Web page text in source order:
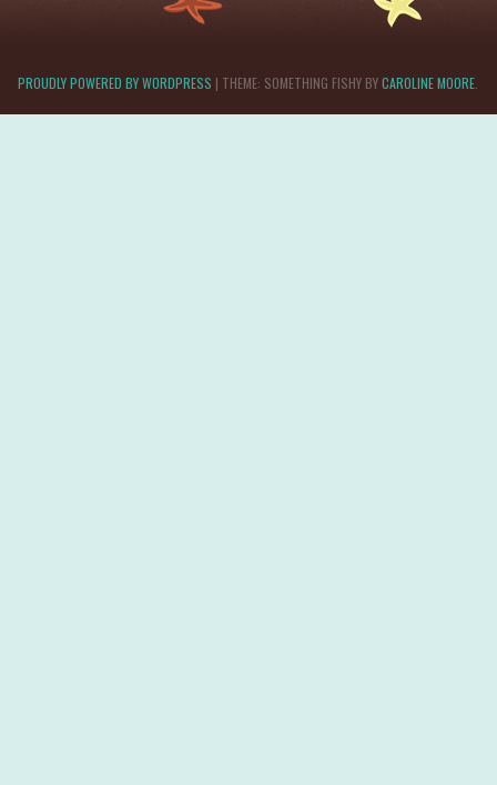
PROUDLY POWERED BY WORDPRESS | THEME: SOMETHING FISHY BYCAROLINE MOORE